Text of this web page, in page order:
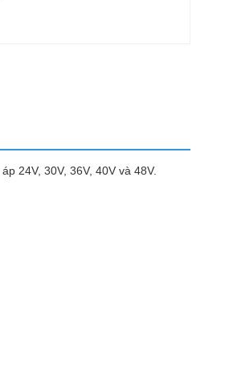
24V, 30V, 36V, 40V và 48V.